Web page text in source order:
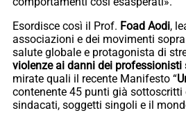
Esordisce così il Prof. Foad Aodi,
associazioni e dei movimenti
salute globale e protagonista di
violenze ai danni dei professionisti
mirate quali il recente Manifesto “
contenente 45 punti già sottoscritti
sindacati, soggetti singoli e il